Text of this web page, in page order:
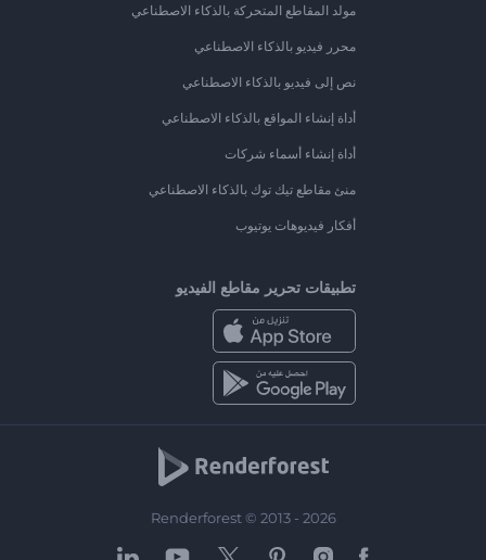
مولد المقاطع المتحركة بالذكاء الاصطناعي
محرر فيديو بالذكاء الاصطناعي
نص إلى فيديو بالذكاء الاصطناعي
أداة إنشاء المواقع بالذكاء الاصطناعي
أداة إنشاء أسماء شركات
منئ مقاطع تيك توك بالذكاء الاصطناعي
أفكار فيديوهات يوتيوب
تطبيقات تحرير مقاطع الفيديو
Renderforest © 2013 - 2026